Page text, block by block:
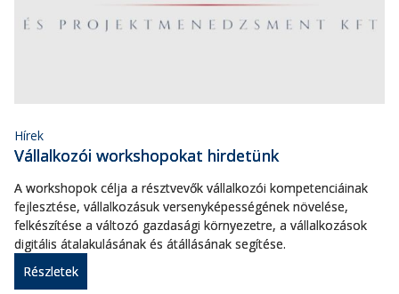
Hírek
Vállalkozói workshopokat hirdetünk
A workshopok célja a résztvevők vállalkozói kompetenciáinak
fejlesztése, vállalkozásuk versenyképességének növelése,
felkészítése a változó gazdasági környezetre, a vállalkozások
digitális átalakulásának és átállásának segítése.
Részletek